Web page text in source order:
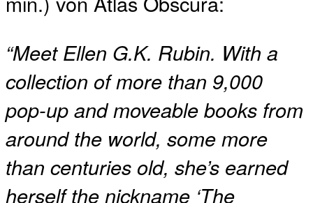
“Meet Ellen G.K. Rubin. With a
collection of more than 9,000
pop-up and moveable books from
around the world, some more
than centuries old, she’s earned
herself the nickname ‘The